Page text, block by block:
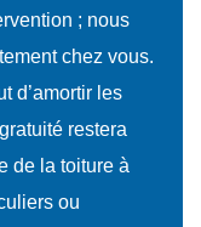
; nous
chez vous.
d’amortir les
restera
de la toiture à
ou